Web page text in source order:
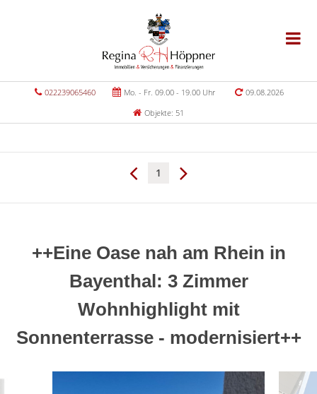
022239065460 Mo. - Fr. 09.00 - 19.00 Uhr
09.08.2026
Objekte: 51
1
++Eine Oase nah am Rhein in
Bayenthal: 3 Zimmer
Wohnhighlight mit
Sonnenterrasse - modernisiert++